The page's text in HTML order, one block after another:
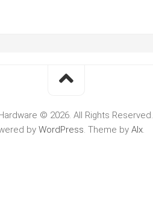
© 2026. All Rights Reserved.
by WordPress. Theme by Alx.